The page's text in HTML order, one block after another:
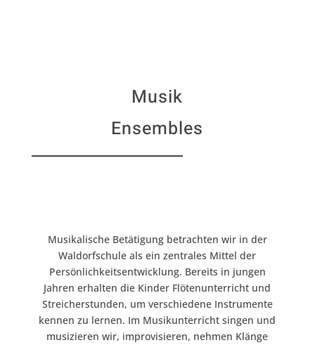
Musik
Ensembles
Musikalische Betätigung betrachten wir in der
Waldorfschule als ein zentrales Mittel der
Persönlichkeitsentwicklung. Bereits in jungen
Jahren erhalten die Kinder Flötenunterricht und
Streicherstunden, um verschiedene Instrumente
kennen zu lernen. Im Musikunterricht singen und
musizieren wir, improvisieren, nehmen Klänge